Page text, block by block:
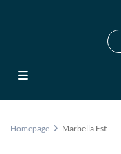
Homepage Marbella Est